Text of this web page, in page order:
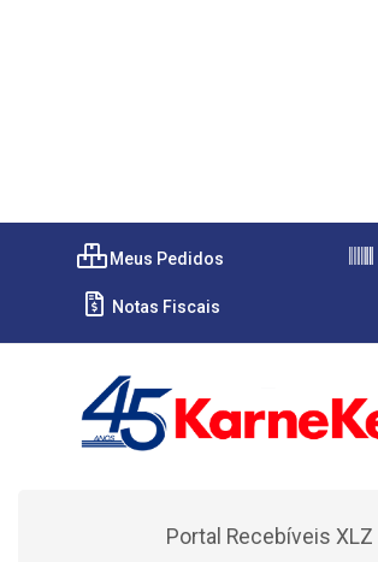
Meus Pedidos
Notas Fiscais
Portal Recebíveis XLZ